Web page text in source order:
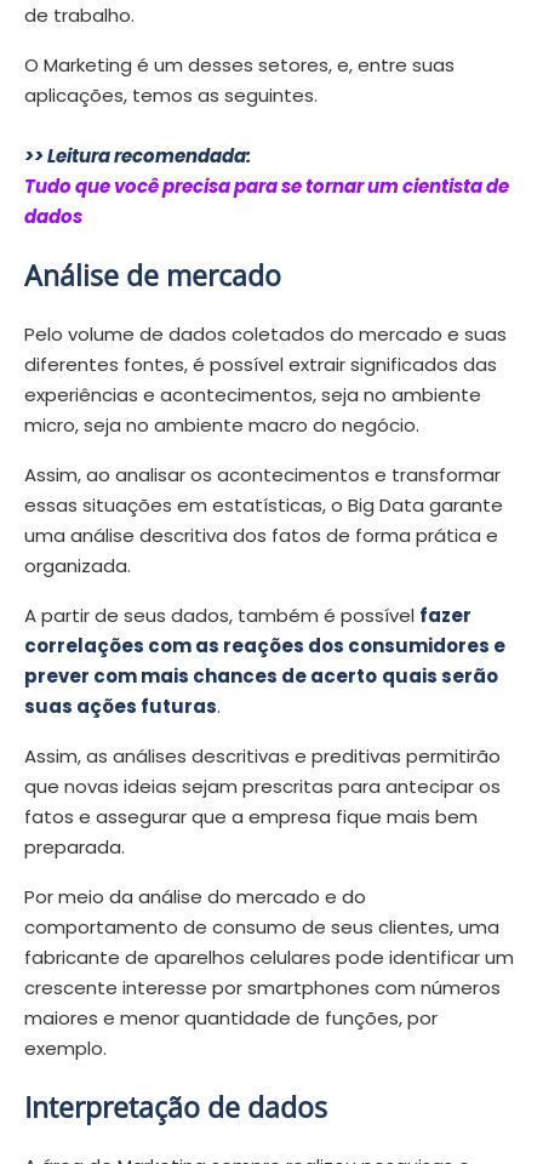
de trabalho.
O Marketing é um desses setores, e, entre suas
aplicações, temos as seguintes.
>> Leitura recomendada:
Tudo que você precisa para se tornar um cientista de
dados
Análise de mercado
Pelo volume de dados coletados do mercado e suas
diferentes fontes, é possível extrair significados das
experiências e acontecimentos, seja no ambiente
micro, seja no ambiente macro do negócio.
Assim, ao analisar os acontecimentos e transformar
essas situações em estatísticas, o Big Data garante
uma análise descritiva dos fatos de forma prática e
organizada.
A partir de seus dados, também é possível fazer
correlações com as reações dos consumidores e
prever com mais chances de acerto quais serão
suas ações futuras.
Assim, as análises descritivas e preditivas permitirão
que novas ideias sejam prescritas para antecipar os
fatos e assegurar que a empresa fique mais bem
preparada.
Por meio da análise do mercado e do
comportamento de consumo de seus clientes, uma
fabricante de aparelhos celulares pode identificar um
crescente interesse por smartphones com números
maiores e menor quantidade de funções, por
exemplo.
Interpretação de dados